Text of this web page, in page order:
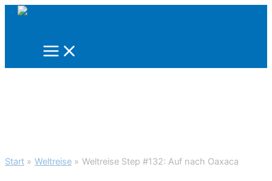
Zum
Start Weltreise Weltreise Step #132: Auf nach Oaxaca